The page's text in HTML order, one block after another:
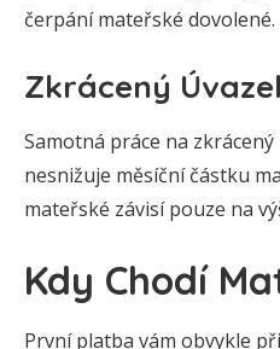
čerpání mateřské dovolené.
Zkrácený
Samotná práce na
nesnižuje měsíční částku
mateřské závisí pouze na
Kdy Chodí
První platba vám obvykle